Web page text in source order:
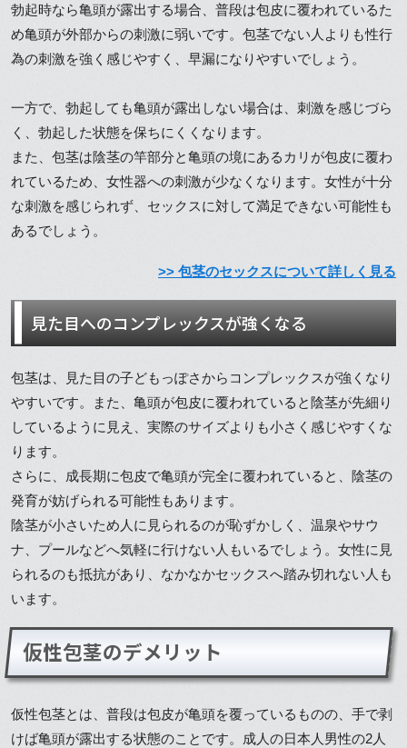
勃起時なら亀頭が露出する場合、普段は包皮に覆われているた
め亀頭が外部からの刺激に弱いです。包茎でない人よりも性行
為の刺激を強く感じやすく、早漏になりやすいでしょう。
一方で、勃起しても亀頭が露出しない場合は、刺激を感じづら
く、勃起した状態を保ちにくくなります。
また、包茎は陰茎の竿部分と亀頭の境にあるカリが包皮に覆わ
れているため、女性器への刺激が少なくなります。女性が十分
な刺激を感じられず、セックスに対して満足できない可能性も
あるでしょう。
>> 包茎のセックスについて詳しく見る
見た目へのコンプレックスが強くなる
包茎は、見た目の子どもっぽさからコンプレックスが強くなり
やすいです。また、亀頭が包皮に覆われていると陰茎が先細り
しているように見え、実際のサイズよりも小さく感じやすくな
ります。
さらに、成長期に包皮で亀頭が完全に覆われていると、陰茎の
発育が妨げられる可能性もあります。
陰茎が小さいため人に見られるのが恥ずかしく、温泉やサウ
ナ、プールなどへ気軽に行けない人もいるでしょう。女性に見
られるのも抵抗があり、なかなかセックスへ踏み切れない人も
います。
仮性包茎のデメリット
仮性包茎とは、普段は包皮が亀頭を覆っているものの、手で剥
けば亀頭が露出する状態のことです。成人の日本人男性の2人